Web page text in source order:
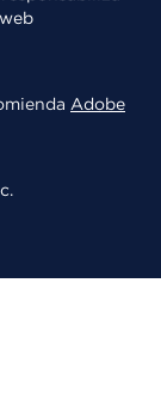
Adobe